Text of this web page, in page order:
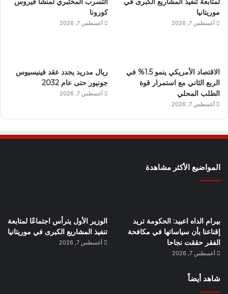
موريتانيا
أغسطس 7, 2026
كورونا
أغسطس 7, 2026
الاقتصاد الأمريكي ينمو 1.5% في
الربع الثاني مع استمرار قوة
الطلب المحلي
أغسطس 7, 2026
ريال مدريد يجدد عقد فينيسيوس
جونيور حتى عام 2032
أغسطس 7, 2026
المواضيع الأكثر مشاهدة
بيرام الداه اعبيد: الحكومة تريد
إقناعنا بأن سياساتها في مكافحة
الفقر حققت نجاحا
أغسطس 7, 2026
الوزير الأول يترأس اجتماعًا لمتابعة
تنفيذ المشاريع الكبرى في موريتانيا
أغسطس 7, 2026
شاهد أيضاً